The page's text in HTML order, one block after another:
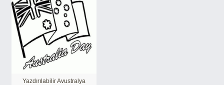
Yazdırılabilir Avustralya